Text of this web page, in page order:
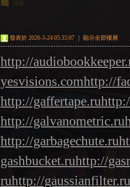
回復
發表於 2026-3-24 05:35:07 顯示全部樓層
http://
yesvisions.comhttp://
http://gaffertape.ru
http://galvanometric.ru
http://garbagechute.ru
gashbucket.ruhttp://
ruhttp://gaussianfilter.ru